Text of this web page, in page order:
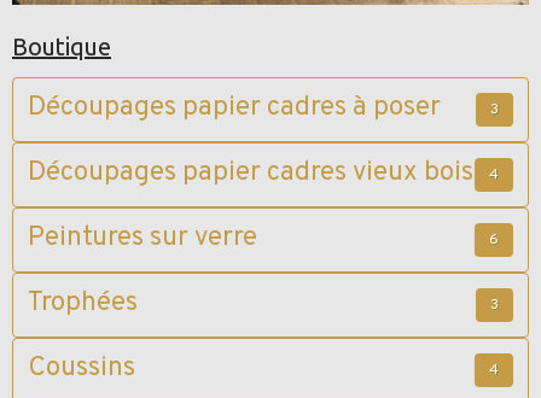
Boutique
Découpages papier cadres à poser 3
Découpages papier cadres vieux bois 4
Peintures sur verre 6
Trophées 3
Coussins 4